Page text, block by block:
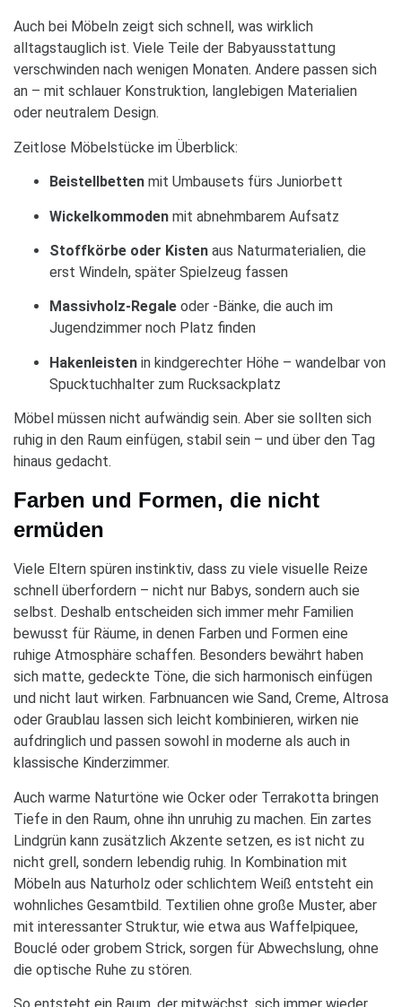
Auch bei Möbeln zeigt sich schnell, was wirklich
alltagstauglich ist. Viele Teile der Babyausstattung
verschwinden nach wenigen Monaten. Andere passen sich
an – mit schlauer Konstruktion, langlebigen Materialien
oder neutralem Design.
Zeitlose Möbelstücke im Überblick:
Beistellbetten mit Umbausets fürs Juniorbett
Wickelkommoden mit abnehmbarem Aufsatz
Stoffkörbe oder Kisten aus Naturmaterialien, die
erst Windeln, später Spielzeug fassen
Massivholz-Regale oder -Bänke, die auch im
Jugendzimmer noch Platz finden
Hakenleisten in kindgerechter Höhe – wandelbar von
Spucktuchhalter zum Rucksackplatz
Möbel müssen nicht aufwändig sein. Aber sie sollten sich
ruhig in den Raum einfügen, stabil sein – und über den Tag
hinaus gedacht.
Farben und Formen, die nicht
ermüden
Viele Eltern spüren instinktiv, dass zu viele visuelle Reize
schnell überfordern – nicht nur Babys, sondern auch sie
selbst. Deshalb entscheiden sich immer mehr Familien
bewusst für Räume, in denen Farben und Formen eine
ruhige Atmosphäre schaffen. Besonders bewährt haben
sich matte, gedeckte Töne, die sich harmonisch einfügen
und nicht laut wirken. Farbnuancen wie Sand, Creme, Altrosa
oder Graublau lassen sich leicht kombinieren, wirken nie
aufdringlich und passen sowohl in moderne als auch in
klassische Kinderzimmer.
Auch warme Naturtöne wie Ocker oder Terrakotta bringen
Tiefe in den Raum, ohne ihn unruhig zu machen. Ein zartes
Lindgrün kann zusätzlich Akzente setzen, es ist nicht zu
nicht grell, sondern lebendig ruhig. In Kombination mit
Möbeln aus Naturholz oder schlichtem Weiß entsteht ein
wohnliches Gesamtbild. Textilien ohne große Muster, aber
mit interessanter Struktur, wie etwa aus Waffelpiquee,
Bouclé oder grobem Strick, sorgen für Abwechslung, ohne
die optische Ruhe zu stören.